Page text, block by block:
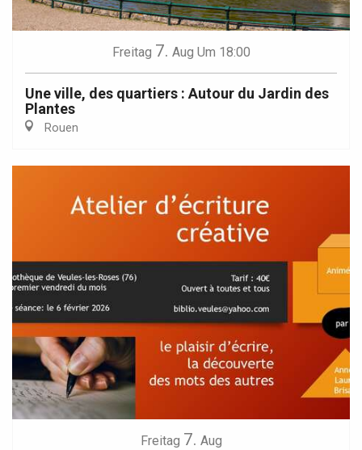
Freitag 7. Aug Um 18:00
Une ville, des quartiers : Autour du Jardin des
Plantes
Rouen
Freitag 7. Aug